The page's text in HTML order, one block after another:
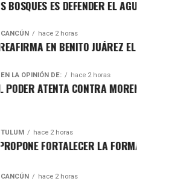
ES DEFENDER EL AGUA Y EL FUTURO
CANCÚN hace 2 horas
EN BENITO JUÁREZ EL LLAMADO A
EN LA OPINIÓN DE: hace 2 horas
CONTRA MORENA EN Q.ROO
TULUM hace 2 horas
FORTALECER LA FORMACIÓN POLÍTICA
CANCÚN hace 2 horas